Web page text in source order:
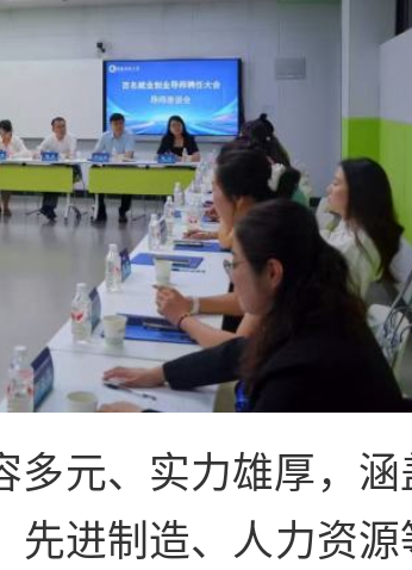
多元、实力雄厚，涵
先进制造、人力资源